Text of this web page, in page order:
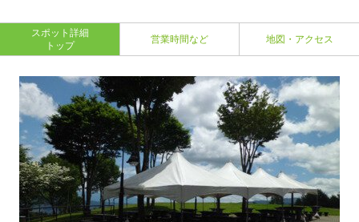
スポット詳細
トップ
営業時間など 地図・アクセス